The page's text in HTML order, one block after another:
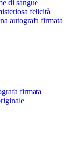
di sangue
felicità
autografa firmata
firmata